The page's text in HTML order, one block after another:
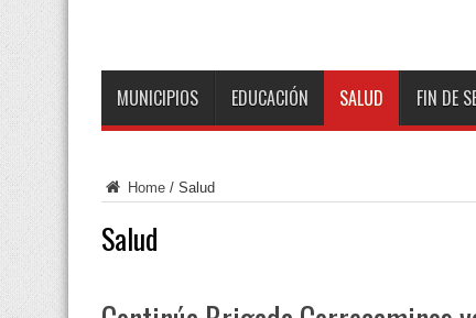
MUNICIPIOS EDUCACIÓN SALUD FIN DE
Home / Salud
Salud